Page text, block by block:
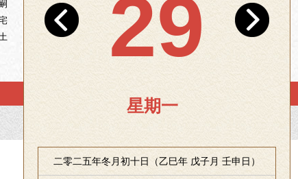
29
星期一
二零二五年冬月初十日（乙巳年 戊子月 壬申日）